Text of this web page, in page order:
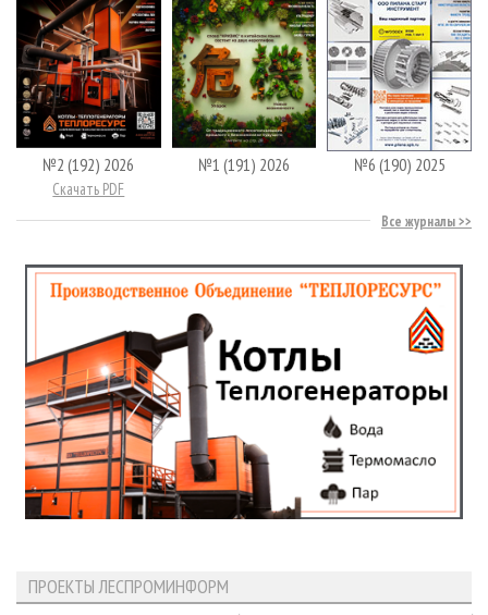
№2 (192) 2026
Скачать PDF
№1 (191) 2026 №6 (190) 2025
Все журналы
ПРОЕКТЫ ЛЕСПРОМИНФОРМ